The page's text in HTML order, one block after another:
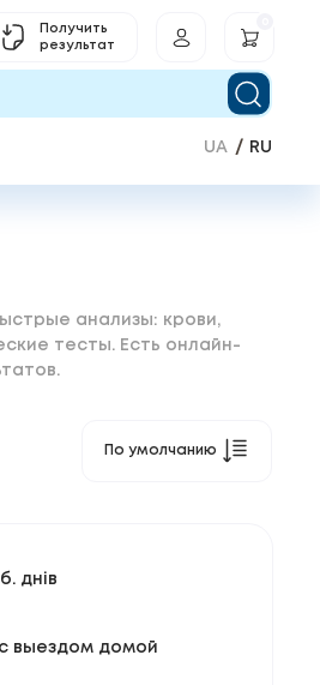
Получить
результат
UA RU
анализы: крови,
тесты. Есть онлайн-
По умолчанию
днів
выездом домой